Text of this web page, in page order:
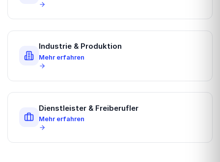
Industrie & Produktion
Mehr erfahren
Dienstleister & Freiberufler
Mehr erfahren